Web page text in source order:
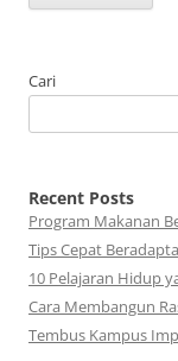
Cari
Recent Posts
Program Makanan
Tips Cepat
10 Pelajaran Hidup
Cara Membangun
Tembus Kampus